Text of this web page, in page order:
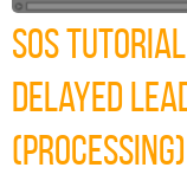
SOS
Delayed
(Processing)